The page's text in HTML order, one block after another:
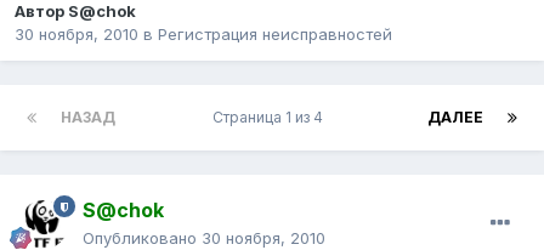
Автор S@chok
30 ноября, 2010 в Регистрация неисправностей
НАЗАД ДАЛЕЕ
Страница 1 из 4
S@chok
Опубликовано 30 ноября, 2010